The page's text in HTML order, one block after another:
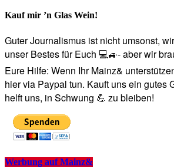
Kauf mir ’n Glas Wein!
Guter Journalismus ist nicht umsonst,
unser Bestes für Euch 💻🚙- aber wir
Eure Hilfe: Wenn Ihr Mainz&
hier via Paypal tun. Kauft uns ein gutes
helft uns, in Schwung 💪 zu bleiben!
Werbung auf Mainz&